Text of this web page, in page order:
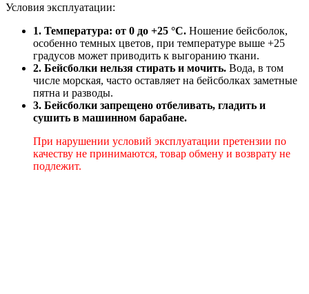
Условия эксплуатации:
1. Температура: от 0 до +25 °C. Ношение бейсболок,
особенно темных цветов, при температуре выше +25
градусов может приводить к выгоранию ткани.
2. Бейсболки нельзя стирать и мочить. Вода, в том
числе морская, часто оставляет на бейсболках заметные
пятна и разводы.
3. Бейсболки запрещено отбеливать, гладить и
сушить в машинном барабане.
При нарушении условий эксплуатации претензии по
качеству не принимаются, товар обмену и возврату не
подлежит.